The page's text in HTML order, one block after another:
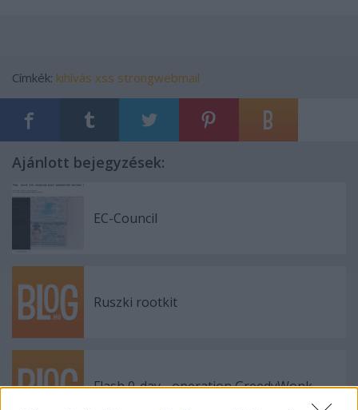
Címkék: kihívás xss strongwebmail
Ajánlott bejegyzések:
EC-Council
Ruszki rootkit
Flash 0-day - operation GreedyWonk